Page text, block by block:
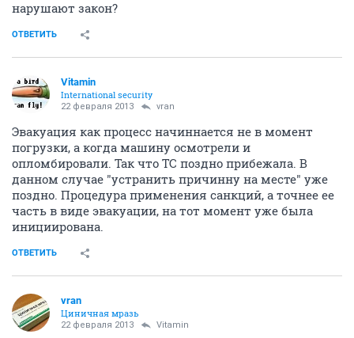
нарушают закон?
ОТВЕТИТЬ
Vitamin
International security
22 февраля 2013 vran
Эвакуация как процесс начиннается не в момент
погрузки, а когда машину осмотрели и
опломбировали. Так что ТС поздно прибежала. В
данном случае "устранить причинну на месте" уже
поздно. Процедура применения санкций, а точнее ее
часть в виде эвакуации, на тот момент уже была
инициирована.
ОТВЕТИТЬ
vran
Циничная мразь
22 февраля 2013 Vitamin